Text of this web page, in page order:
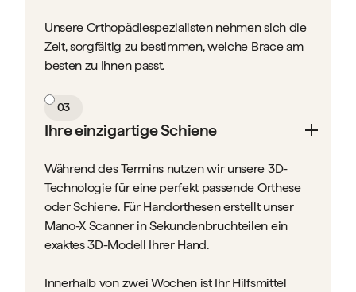
Unsere Orthopädiespezialisten nehmen sich die
Zeit, sorgfältig zu bestimmen, welche Brace am
besten zu Ihnen passt.
03
Ihre einzigartige Schiene
Während des Termins nutzen wir unsere 3D-
Technologie für eine perfekt passende Orthese
oder Schiene. Für Handorthesen erstellt unser
Mano-X Scanner in Sekundenbruchteilen ein
exaktes 3D-Modell Ihrer Hand.
Innerhalb von zwei Wochen ist Ihr Hilfsmittel